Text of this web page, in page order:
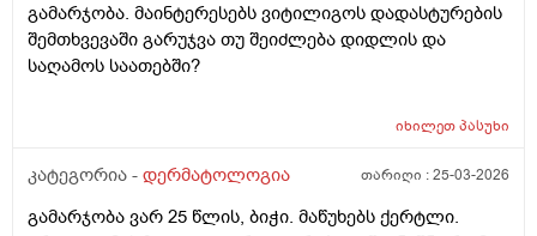
გამარჯობა. მაინტერესებს ვიტილიგოს დადასტურების
შემთხვევაში გარუჯვა თუ შეიძლება დიდლის და
საღამოს საათებში?
იხილეთპასუხი
კატეგორია - დერმატოლოგია თარიღი :25-03-2026
გამარჯობა ვარ 25 წლის, ბიჭი. მაწუხებს ქერტლი.